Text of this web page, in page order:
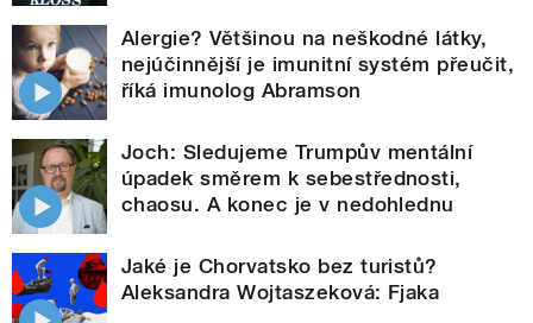
Alergie? Většinou na neškodné látky,
nejúčinnější je imunitní systém přeučit,
říká imunolog Abramson
Joch: Sledujeme Trumpův mentální
úpadek směrem k sebestřednosti,
chaosu. A konec je v nedohlednu
Jaké je Chorvatsko bez turistů?
Aleksandra Wojtaszeková: Fjaka